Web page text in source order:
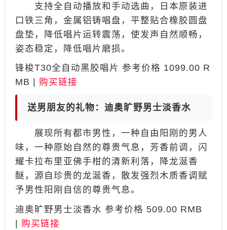
支持全自动播放和手动选曲，日本原装进
口铁三角，金属铝铸唱盘，平整贴合橡胶圆盘
盘垫，降低唱片运转震荡，使发声自然顺畅，
姿态稳定，降低唱片磨损。
锋梭T30全自动黑胶唱片 参考价格 1099.00 R
MB | 购买链接
送男朋友的礼物：迪奥旷野男士淡香水
展现所有都市男性，一种自由阳刚的男人
味，一种原始自然的尊贵气息，芳香前调，闪
耀卡拉布里亚佛手柑的清新利落，降龙涎香
醚，源自珍贵的龙涎香，散发强烈木质香调赋
予男性阳刚自信的尊贵气息。
迪奥旷野男士淡香水 参考价格 509.00 RMB
| 购买链接